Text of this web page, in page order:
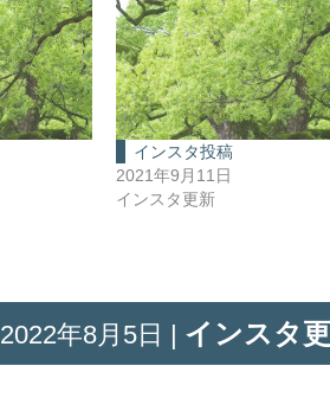
インスタ投稿
2021年9月11日
インスタ更新
2022年8月5日 | インスタ